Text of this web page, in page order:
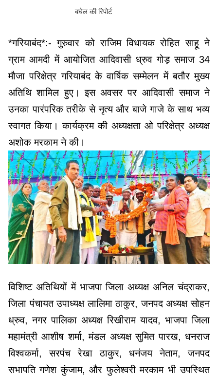
बघेल की रिपोर्ट
*गरियाबंद*:- गुरुवार को राजिम विधायक रोहित साहू ने
ग्राम आमदी में आयोजित आदिवासी ध्रुव गोड़ समाज 34
मौजा परिक्षेत्र गरियाबंद के वार्षिक सम्मेलन में बतौर मुख्य
अतिथि शामिल हुए। इस अवसर पर आदिवासी समाज ने
उनका पारंपरिक तरीके से नृत्य और बाजे गाजे के साथ भव्य
स्वागत किया। कार्यक्रम की अध्यक्षता ओ परिक्षेत्र अध्यक्ष
अशोक मरकाम ने की।
विशिष्ट अतिथियों में भाजपा जिला अध्यक्ष अनिल चंद्राकर,
जिला पंचायत उपाध्यक्ष लालिमा ठाकुर, जनपद अध्यक्ष सोहन
ध्रुव, नगर पालिका अध्यक्ष रिखीराम यादव, भाजपा जिला
महामंत्री आशीष शर्मा, मंडल अध्यक्ष सुमित पारख, धनराज
विश्वकर्मा, सरपंच रेखा ठाकुर, धनंजय नेताम, जनपद
सभापति गणेश कुंजाम, और फुलेश्वरी मरकाम भी उपस्थित